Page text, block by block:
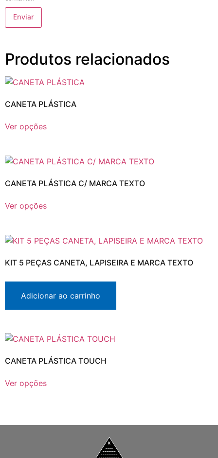
Produtos relacionados
CANETA PLÁSTICA
Ver opções
CANETA PLÁSTICA C/ MARCA TEXTO
Ver opções
KIT 5 PEÇAS CANETA, LAPISEIRA E MARCA TEXTO
Adicionar ao carrinho
CANETA PLÁSTICA TOUCH
Ver opções